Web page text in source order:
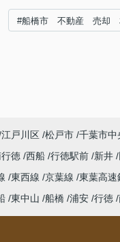
#船橋市 不動産 売却
江戸川区 松戸市 千葉市中
徳 西船 行徳駅前 新井
東西線 京葉線 東葉高速
東中山 船橋 浦安 行徳